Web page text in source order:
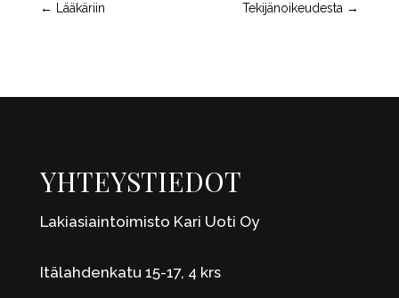
← Lääkäriin Tekijänoikeudesta →
YHTEYSTIEDOT
Lakiasiaintoimisto Kari Uoti Oy
Itälahdenkatu 15-17, 4 krs